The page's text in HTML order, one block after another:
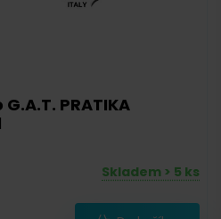
PRATIKA
Skladem > 5 ks